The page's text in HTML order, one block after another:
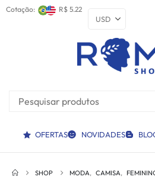
Cotação: R$ 5.22
OFERTAS NOVIDADES
SHOP MODA, CAMISA,